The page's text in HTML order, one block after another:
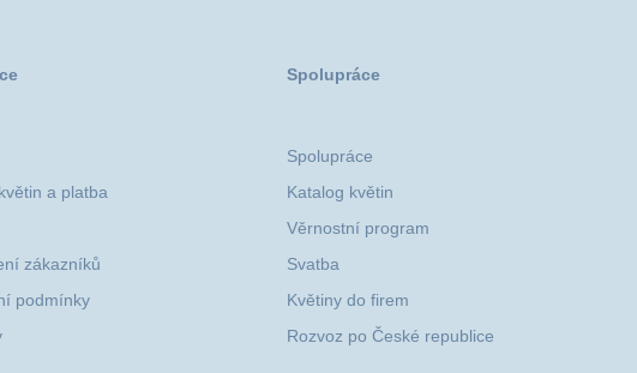
a platba
zákazníků
podmínky
Spolupráce
Spolupráce
Katalog květin
Věrnostní program
Svatba
Květiny do firem
Rozvoz po České republice